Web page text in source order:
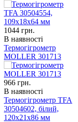
1044 грн.
В наявності
Термогігрометр
MOLLER 301713
966 грн.
В наявності
Термогігрометр TFA
30504602, білий,
120x21x86 мм